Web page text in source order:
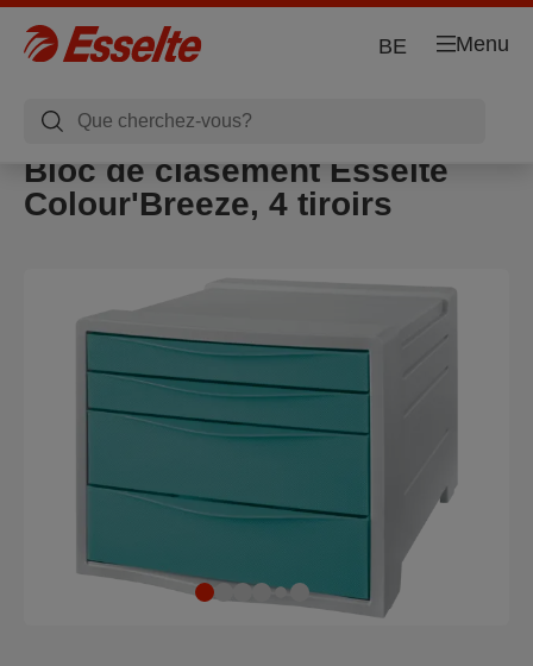
Menu
BE
Bloc de clasement Esselte
Colour'Breeze, 4 tiroirs